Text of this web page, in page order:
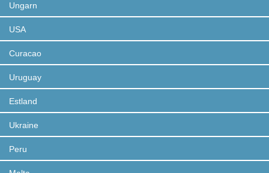
Ungarn
USA
Curacao
Uruguay
Estland
Ukraine
Peru